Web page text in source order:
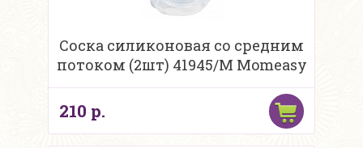
Соска силиконовая со средним
потоком (2шт) 41945/M Momeasy
210 р.